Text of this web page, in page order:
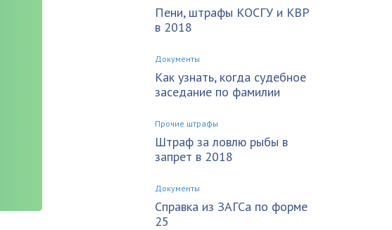
Пени, штрафы КОСГУ и КВР
в 2018
Документы
Как узнать, когда судебное
заседание по фамилии
Прочие штрафы
Штраф за ловлю рыбы в
запрет в 2018
Документы
Справка из ЗАГСа по форме
25